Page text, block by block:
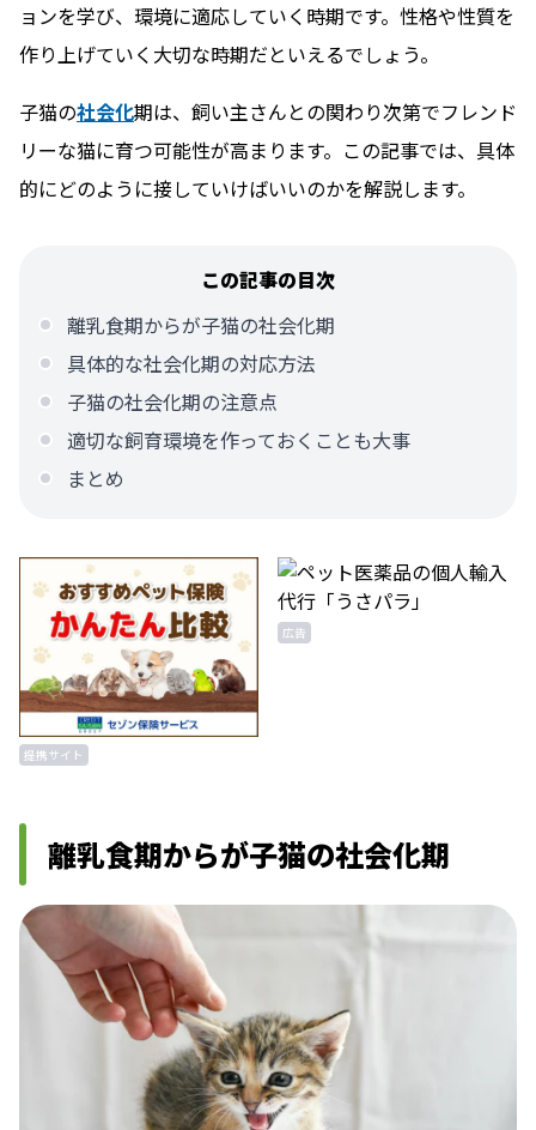
ョンを学び、環境に適応していく時期です。性格や性質を
作り上げていく大切な時期だといえるでしょう。
子猫の社会化期は、飼い主さんとの関わり次第でフレンド
リーな猫に育つ可能性が高まります。この記事では、具体
的にどのように接していけばいいのかを解説します。
この記事の目次
離乳食期からが子猫の社会化期
具体的な社会化期の対応方法
子猫の社会化期の注意点
適切な飼育環境を作っておくことも大事
まとめ
提携サイト
広告
離乳食期からが子猫の社会化期